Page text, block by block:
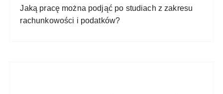
Jaką pracę można podjąć po studiach z zakresu
rachunkowości i podatków?